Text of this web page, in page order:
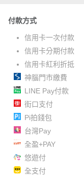
付款方式
信用卡一次付款
信用卡分期付款
信用卡紅利折抵
神腦門市繳費
LINE Pay付款
街口支付
Pi拍錢包
台灣Pay
全盈+PAY
悠遊付
全支付